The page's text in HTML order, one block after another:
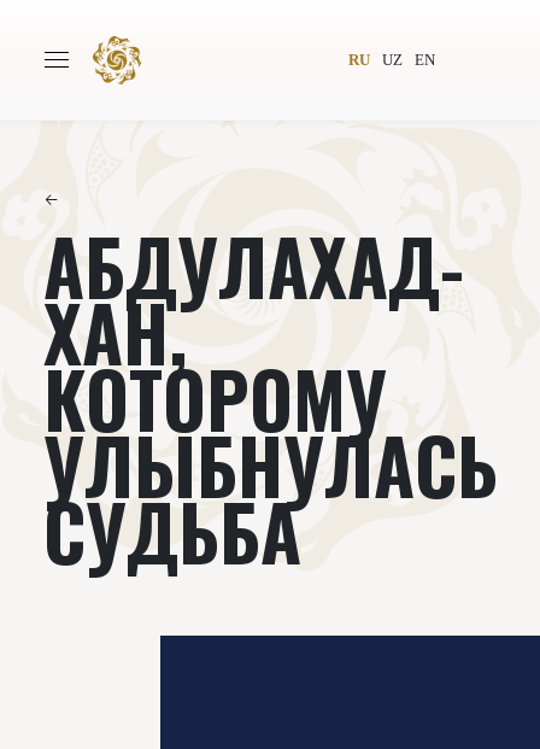
RU UZ EN
Авторы Всемирное общество
Издательство
Проекты Подкасты
Книги Видеолекторий
←
АБДУЛАХАД-
ХАН,
КОТОРОМУ
УЛЫБНУЛАСЬ
СУДЬБА